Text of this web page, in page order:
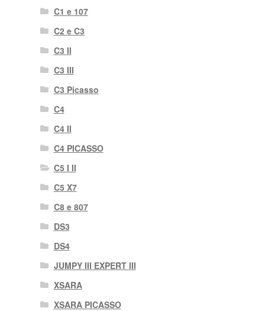
C1 e 107
C2 e C3
C3 II
C3 III
C3 Picasso
C4
C4 II
C4 PICASSO
C5 I II
C5 X7
C8 e 807
DS3
DS4
JUMPY III EXPERT III
XSARA
XSARA PICASSO